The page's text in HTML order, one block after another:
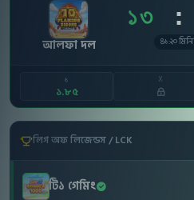
আলফা দল
১৩ :
৪১:২০
১
১.৮৫
X
লিগ অফ লিজেন্ডস / LCK
টি১ গেমিং